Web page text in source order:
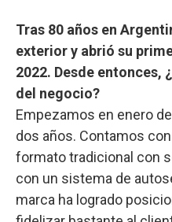
Tras 80 años en
exterior y abrió su
2022. Desde entonces,
del negocio?
Empezamos en enero
dos años. Contamos
formato tradicional con
con un sistema de
marca ha logrado